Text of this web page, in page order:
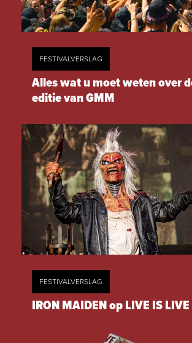
FESTIVALVERSLAG
Alles wat u moet weten over
editie van GMM
FESTIVALVERSLAG
IRON MAIDEN op LIVE IS LIVE